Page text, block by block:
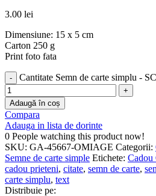
3.00 lei
Dimensiune: 15 x 5 cm
Carton 250 g
Print foto fata
Cantitate Semn de carte simplu -
Adaugă în coș
Compara
Adauga in lista de dorinte
0 People watching this product now!
SKU: GA-45667-OMIAGE Categorii:
Semne de carte simple Etichete: Cadou
cadou prieteni, citate, semn de carte,
carte simplu, text
Distribuie pe: